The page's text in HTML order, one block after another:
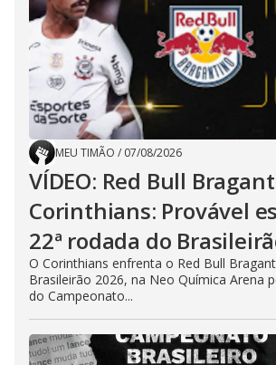
MEU TIMÃO / 07/08/2026
VÍDEO: Red Bull
Corinthians: Provável
22ª rodada do
O Corinthians enfrenta o Red Bull
Brasileirão 2026, na Neo Química Arena
do Campeonato...